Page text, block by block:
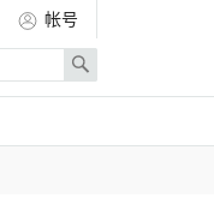
帐号
Search